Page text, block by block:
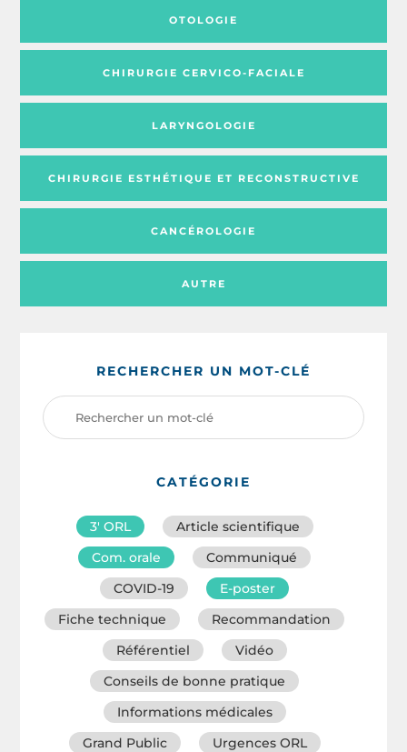
OTOLOGIE
CHIRURGIE CERVICO-FACIALE
AUTRE
LARYNGOLOGIE
CHIRURGIE ESTHÉTIQUE ET RECONSTRUCTIVE
CANCÉROLOGIE
RECHERCHER UN MOT-CLÉ
CATÉGORIE
3′ ORL
Article scientifique
Com. orale
Communiqué
COVID-19
E-poster
Fiche technique
Recommandation
Référentiel
Vidéo
Conseils de bonne pratique
Informations médicales
Grand Public
Urgences ORL